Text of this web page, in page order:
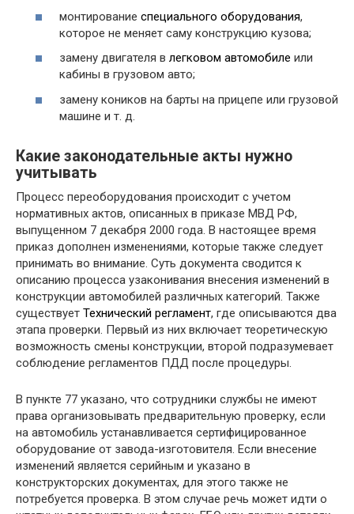
монтирование специального оборудования,
которое не меняет саму конструкцию кузова;
замену двигателя в легковом автомобиле или
кабины в грузовом авто;
замену коников на барты на прицепе или грузовой
машине и т. д.
Какие законодательные акты нужно
учитывать
Процесс переоборудования происходит с учетом
нормативных актов, описанных в приказе МВД РФ,
выпущенном 7 декабря 2000 года. В настоящее время
приказ дополнен изменениями, которые также следует
принимать во внимание. Суть документа сводится к
описанию процесса узаконивания внесения изменений в
конструкции автомобилей различных категорий. Также
существует Технический регламент, где описываются два
этапа проверки. Первый из них включает теоретическую
возможность смены конструкции, второй подразумевает
соблюдение регламентов ПДД после процедуры.
В пункте 77 указано, что сотрудники службы не имеют
права организовывать предварительную проверку, если
на автомобиль устанавливается сертифицированное
оборудование от завода-изготовителя. Если внесение
изменений является серийным и указано в
конструкторских документах, для этого также не
потребуется проверка. В этом случае речь может идти о